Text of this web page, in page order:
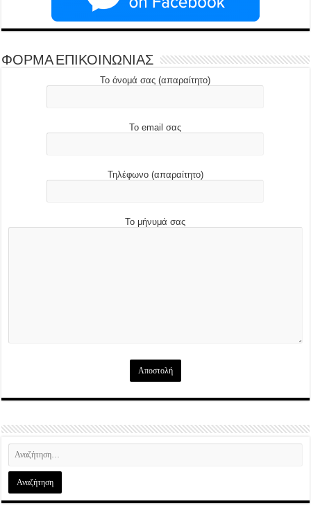
ΦΟΡΜΑ ΕΠΙΚΟΙΝΩΝΙΑΣ
Το όνομά σας (απαραίτητο)
Το email σας
Τηλέφωνο (απαραίτητο)
Το μήνυμά σας